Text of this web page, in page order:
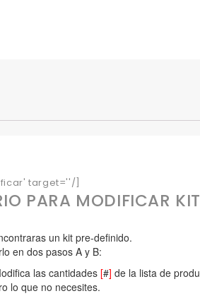
target=''/]
PARA MODIFICAR KIT